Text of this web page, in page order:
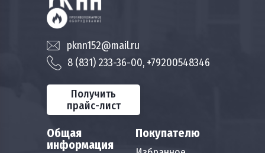
Общая
информация
Покупателю
pknn152@mail.ru
8 (831) 233-36-00, +79200548346
Получить
прайс-лист